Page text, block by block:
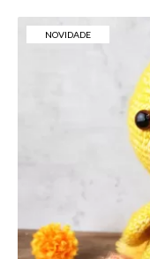
NOVIDADE